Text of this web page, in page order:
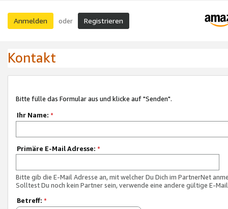
Anmelden oder Registrieren
Kontakt
Bitte fülle das Formular aus und klicke auf "Senden".
Ihr Name: *
Primäre E-Mail Adresse: *
Bitte gib die E-Mail Adresse an, mit welcher Du Dich im PartnerNet
Solltest Du noch kein Partner sein, verwende eine andere gültige E-
Betreff: *